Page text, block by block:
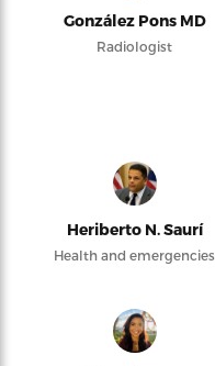
González Pons MD
Radiologist
Heriberto N. Saurí
Health and emergencies